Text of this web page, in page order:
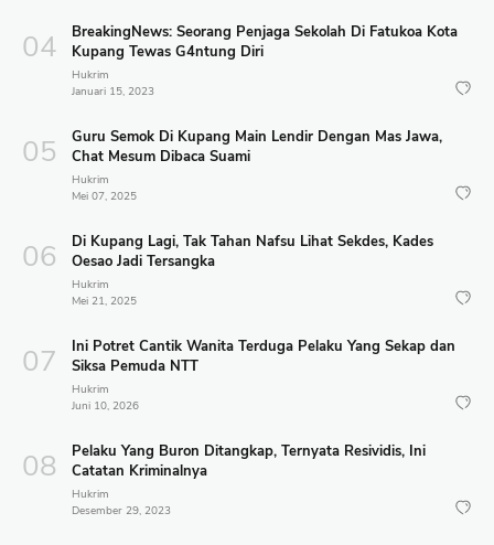
BreakingNews: Seorang Penjaga Sekolah Di Fatukoa Kota
Kupang Tewas G4ntung Diri
Hukrim
Januari 15, 2023
Guru Semok Di Kupang Main Lendir Dengan Mas Jawa,
Chat Mesum Dibaca Suami
Hukrim
Mei 07, 2025
Di Kupang Lagi, Tak Tahan Nafsu Lihat Sekdes, Kades
Oesao Jadi Tersangka
Hukrim
Mei 21, 2025
Ini Potret Cantik Wanita Terduga Pelaku Yang Sekap dan
Siksa Pemuda NTT
Hukrim
Juni 10, 2026
Pelaku Yang Buron Ditangkap, Ternyata Resividis, Ini
Catatan Kriminalnya
Hukrim
Desember 29, 2023